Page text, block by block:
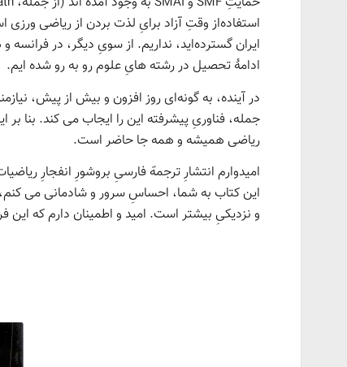
استفاده‌از وقتِ آزاد برایِ لذت بردن از ریاضی ورزی
ایران گسترده‌اید، نداریم. از سویِ دیگر، در
ادامهٔ تحصیل در رشته هایِ علوم رو به رو شده ایم.
در آینده، به گونه‌ای روز افزون و بیش از پیش،
جمله، فناوریِ پیشرفته این را ایجاب می کند. بنا
ریاضی همیشه و همه جا حاضر است.
امیدوارم انتشارِ ترجمهّ فارسیِ بروشورِ انفجارِ
و نزدیکیِ بیشتر است. امید و اطمینان دارم که این